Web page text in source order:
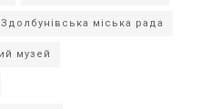
Здолбунівська міська рада
музей